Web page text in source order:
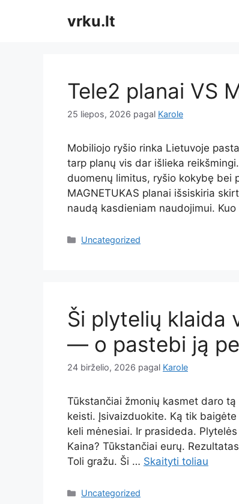
vrku.lt
Tele2 planai VS
25 liepos, 2026 pagal Karole
Mobiliojo ryšio rinka Lietuvoje
tarp planų vis dar išlieka
duomenų limitus, ryšio kokybę bei
MAGNETUKAS planai išsiskiria
naudą kasdieniam naudojimui.
Kategorijos
Uncategorized
Ši plytelių klaida
— o pastebi ją
24 birželio, 2026 pagal Karole
Tūkstančiai žmonių kasmet daro
keisti. Įsivaizduokite. Ką tik
keli mėnesiai. Ir prasideda.
Kaina? Tūkstančiai eurų.
Toli gražu. Ši … Skaityti toliau
Kategorijos
Uncategorized